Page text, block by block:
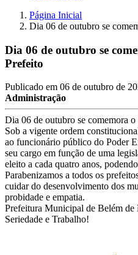
Página Inicial
Dia 06 de outubro se
Dia 06 de outubro se
Prefeito
Publicado em 06 de outubro de
Administração
Dia 06 de outubro se comemora
Sob a vigente ordem
ao funcionário público do Poder
seu cargo em função de uma
eleito a cada quatro anos,
Parabenizamos a todos os
cuidar do desenvolvimento dos
probidade e empatia.
Prefeitura Municipal de Belém de
Seriedade e Trabalho!